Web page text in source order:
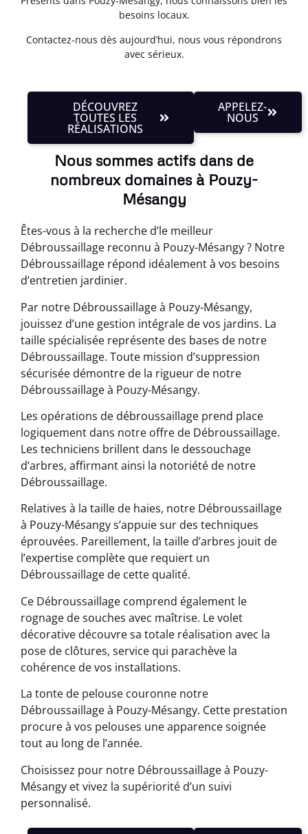
besoins locaux.
Contactez-nous dès aujourd’hui, nous vous répondrons
avec sérieux.
DÉCOUVREZ
TOUTES LES
RÉALISATIONS
APPELEZ-
NOUS
Nous sommes actifs dans de
nombreux domaines à Pouzy-
Mésangy
Êtes-vous à la recherche d’le meilleur
Débroussaillage reconnu à Pouzy-Mésangy ? Notre
Débroussaillage répond idéalement à vos besoins
d’entretien jardinier.
Par notre Débroussaillage à Pouzy-Mésangy,
jouissez d’une gestion intégrale de vos jardins. La
taille spécialisée représente des bases de notre
Débroussaillage. Toute mission d’suppression
sécurisée démontre de la rigueur de notre
Débroussaillage à Pouzy-Mésangy.
Les opérations de débroussaillage prend place
logiquement dans notre offre de Débroussaillage.
Les techniciens brillent dans le dessouchage
d’arbres, affirmant ainsi la notoriété de notre
Débroussaillage.
Relatives à la taille de haies, notre Débroussaillage
à Pouzy-Mésangy s’appuie sur des techniques
éprouvées. Pareillement, la taille d’arbres jouit de
l’expertise complète que requiert un
Débroussaillage de cette qualité.
Ce Débroussaillage comprend également le
rognage de souches avec maîtrise. Le volet
décorative découvre sa totale réalisation avec la
pose de clôtures, service qui parachève la
cohérence de vos installations.
La tonte de pelouse couronne notre
Débroussaillage à Pouzy-Mésangy. Cette prestation
procure à vos pelouses une apparence soignée
tout au long de l’année.
Choisissez pour notre Débroussaillage à Pouzy-
Mésangy et vivez la supériorité d’un suivi
personnalisé.